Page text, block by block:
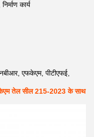
कार्य
एफकेएम, पीटीएफई,
तेल सील 215-2023 के साथ